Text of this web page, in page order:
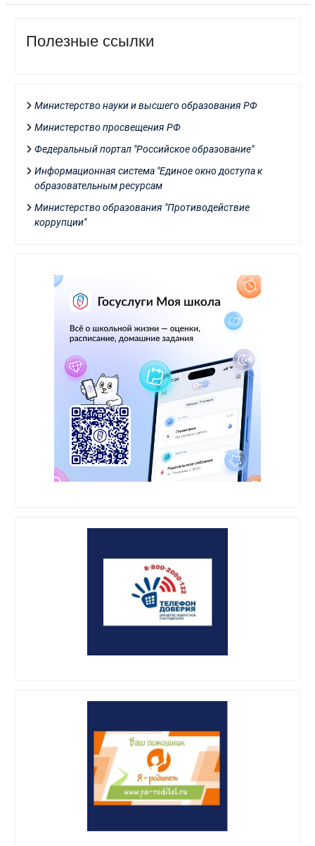
Полезные ссылки
Министерство науки и высшего образования РФ
Министерство просвещения РФ
Федеральный портал "Российское образование"
Информационная система "Единое окно доступа к
образовательным ресурсам
Министерство образования "Противодействие
коррупции"